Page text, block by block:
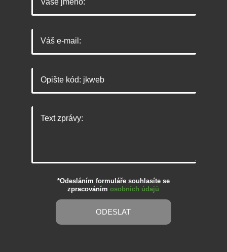
*Odesláním formuláře souhlasíte se
zpracovánímosobních údajů
ODESLAT